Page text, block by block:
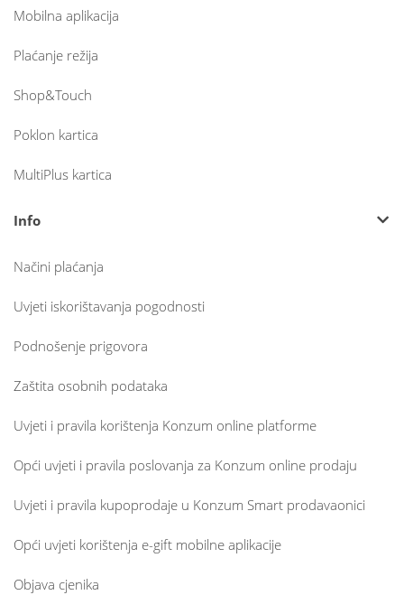
Mobilna aplikacija
Plaćanje režija
Shop&Touch
Poklon kartica
MultiPlus kartica
Info
Načini plaćanja
Uvjeti iskorištavanja pogodnosti
Podnošenje prigovora
Zaštita osobnih podataka
Uvjeti i pravila korištenja Konzum online platforme
Opći uvjeti i pravila poslovanja za Konzum online prodaju
Uvjeti i pravila kupoprodaje u Konzum Smart prodavaonici
Opći uvjeti korištenja e-gift mobilne aplikacije
Objava cjenika